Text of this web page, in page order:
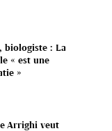
biologiste : La
« est une
»
Arrighi veut